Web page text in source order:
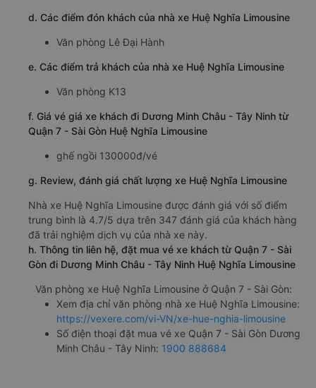
d. Các điểm đón khách của nhà xe Huệ Nghĩa Limousine
Văn phòng Lê Đại Hành
e. Các điểm trả khách của nhà xe Huệ Nghĩa Limousine
Văn phòng K13
f. Giá vé giá xe khách đi Dương Minh Châu - Tây Ninh từ
Quận 7 - Sài Gòn Huệ Nghĩa Limousine
ghế ngồi 130000đ/vé
g. Review, đánh giá chất lượng xe Huệ Nghĩa Limousine
Nhà xe Huệ Nghĩa Limousine được đánh giá với số điểm
trung bình là 4.7/5 dựa trên 347 đánh giá của khách hàng
đã trải nghiệm dịch vụ của nhà xe này.
h. Thông tin liên hệ, đặt mua vé xe khách từ Quận 7 - Sài
Gòn đi Dương Minh Châu - Tây Ninh Huệ Nghĩa Limousine
Văn phòng xe Huệ Nghĩa Limousine ở Quận 7 - Sài Gòn:
Xem địa chỉ văn phòng nhà xe Huệ Nghĩa Limousine:
https://vexere.com/vi-VN/xe-hue-nghia-limousine
Số điện thoại đặt mua vé xe Quận 7 - Sài Gòn Dương
Minh Châu - Tây Ninh: 1900 888684